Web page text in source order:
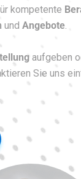
kompetente
und Angebote
aufgeben
Sie uns